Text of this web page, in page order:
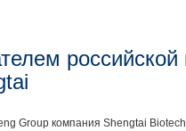
российской
Group компания Shengtai